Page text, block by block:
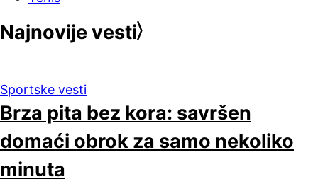
Najnovije vesti
Sportske vesti
Brza pita bez kora: savršen
domaći obrok za samo nekoliko
minuta